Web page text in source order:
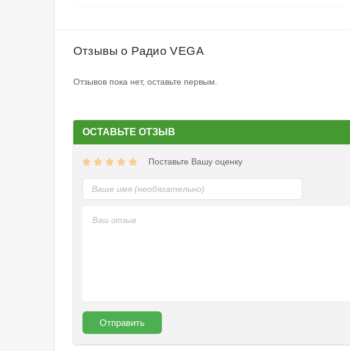
Отзывы о Радио VEGA
Отзывов пока нет, оставьте первым.
ОСТАВЬТЕ ОТЗЫВ
Поставьте Вашу оценку
Отправить